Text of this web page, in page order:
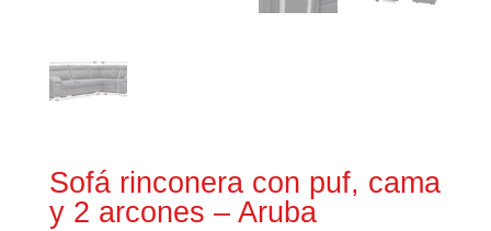
Sofá rinconera con puf, cama
y 2 arcones – Aruba